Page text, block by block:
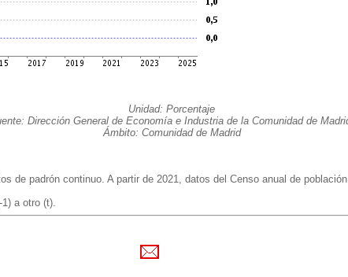
Unidad: Porcentaje
Dirección General de Economía e Industria de la Comunidad de
Ámbito: Comunidad de Madrid
de padrón continuo. A partir de 2021, datos del Censo anual de
a otro (t).